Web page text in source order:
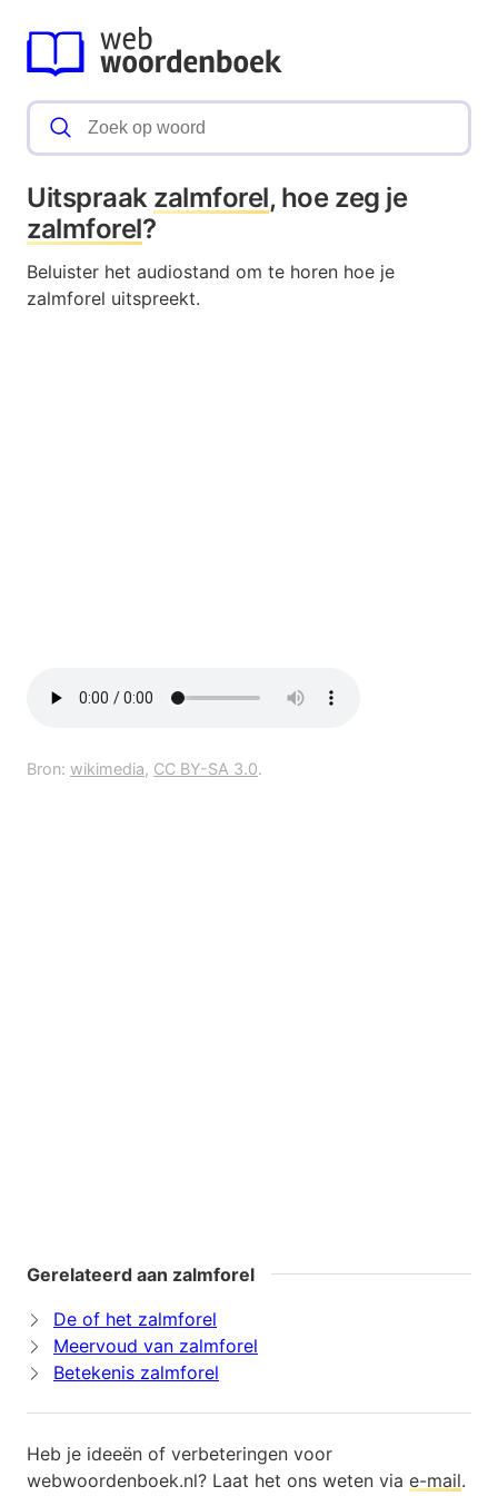
Uitspraak zalmforel, hoe zeg je
zalmforel?
Beluister het audiostand om te horen hoe je
zalmforel uitspreekt.
Bron: wikimedia, CC BY-SA 3.0.
Gerelateerd aan zalmforel
De of het zalmforel
Meervoud van zalmforel
Betekenis zalmforel
Heb je ideeën of verbeteringen voor
webwoordenboek.nl? Laat het ons weten via e-mail.